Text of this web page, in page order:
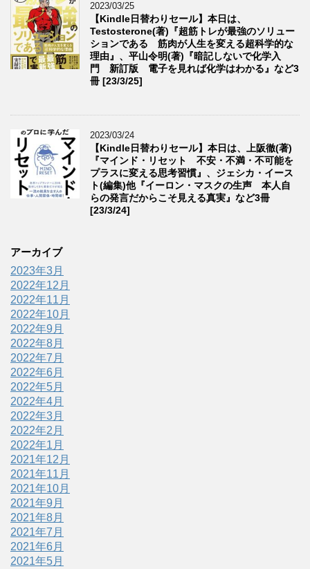
2023/03/25
【Kindle日替わりセール】本日は、
Testosterone(著)『超筋トレが最強のソリュー
ションである 筋肉が人生を変える超科学的な
理由』、平山令明(著)『暗記しないで化学入
門 新訂版 電子を見れば化学はわかる』など3
冊 [23/3/25]
2023/03/24
【Kindle日替わりセール】本日は、上阪徹(著)
『マインド・リセット 不安・不満・不可能を
プラスに変える思考習慣』、ジェシカ・イース
ト(編集)他『イーロン・マスクの生声 本人自
らの発言だからこそ見える真実』など3冊
[23/3/24]
アーカイブ
2023年3月
2022年12月
2022年11月
2022年10月
2022年9月
2022年8月
2022年7月
2022年6月
2022年5月
2022年4月
2022年3月
2022年2月
2022年1月
2021年12月
2021年11月
2021年10月
2021年9月
2021年8月
2021年7月
2021年6月
2021年5月